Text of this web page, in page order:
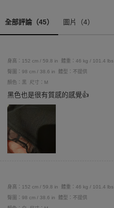
全部評論（45） 圖片（4）
身高：152 cm / 59.8 in 體重：46 kg / 101.4 lbs
臀圍：98 cm / 38.6 in
體型：不提供
顏色：黑
尺寸：M
黑色也是很有質感的感覺👍
身高：152 cm / 59.8 in 體重：46 kg / 101.4 lbs
臀圍：98 cm / 38.6 in
體型：不提供